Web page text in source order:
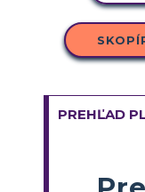
PREHĽAD